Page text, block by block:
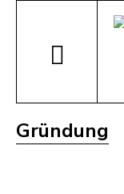
Gründung